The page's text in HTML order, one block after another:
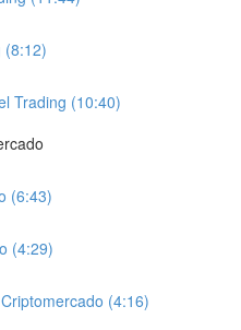
(8:12)
Trading (10:40)
(6:43)
(4:29)
(4:16)